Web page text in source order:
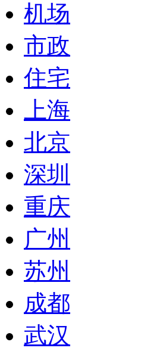
机场
市政
住宅
上海
北京
深圳
重庆
广州
苏州
成都
武汉